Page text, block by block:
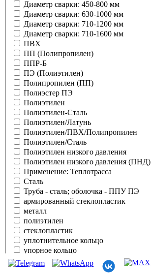
Диаметр сварки: 450-800 мм
Диаметр сварки: 630-1000 мм
Диаметр сварки: 710-1200 мм
Диаметр сварки: 710-1600 мм
ПВХ
ПП (Полипропилен)
ППР-Б
ПЭ (Полиэтилен)
Полипропилен (ПП)
Полиэстер ПЭ
Полиэтилен
Полиэтилен-Сталь
Полиэтилен/Латунь
Полиэтилен/ПВХ/Полипропилен
Полиэтилен/Сталь
Полиэтилен низкого давления
Полиэтилен низкого давления (ПНД)
Применение: Теплотрасса
Сталь
Труба - сталь; оболочка - ППУ ПЭ
армированный стеклопластик
металл
полиэтилен
стеклопластик
уплотнительное кольцо
упорное кольцо
Применить